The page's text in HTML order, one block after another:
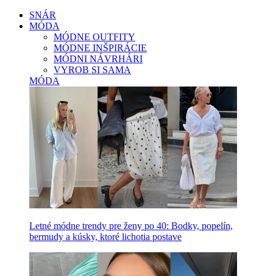
SNÁR
MÓDA
MÓDNE OUTFITY
MÓDNE INŠPIRÁCIE
MÓDNI NÁVRHÁRI
VYROB SI SAMA
MÓDA
Letné módne trendy pre ženy po 40: Bodky, popelín,
bermudy a kúsky, ktoré lichotia postave